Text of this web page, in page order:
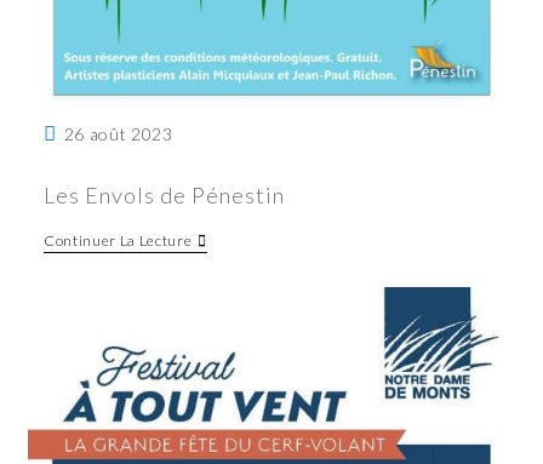
26 août 2023
Les Envols de Pénestin
Continuer La Lecture